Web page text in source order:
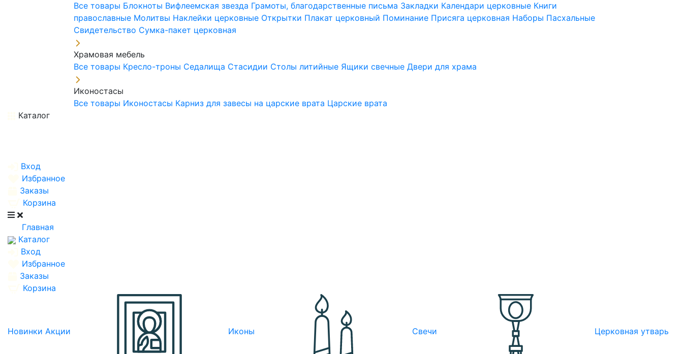
Все товары Блокноты Вифлеемская звезда Грамоты, благодарственные письма Закладки Календари церковные Книги
православные Молитвы Наклейки церковные Открытки Плакат церковный Поминание Присяга церковная Наборы Пасхальные
Свидетельство Сумка-пакет церковная
Храмовая мебель
Все товары Кресло-троны Седалища Стасидии Столы литийные Ящики свечныеДвери для храма
Иконостасы
Все товары Иконостасы Карниз для завесы на царские врата Царские врата
Каталог
Вход
Избранное
Заказы
Корзина
Главная
Каталог
Вход
Избранное
Заказы
Корзина
Новинки Акции Иконы Свечи Церковная утварь